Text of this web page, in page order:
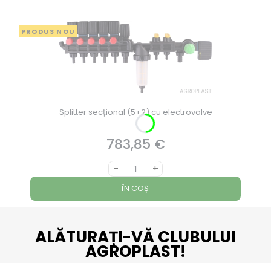
PRODUS NOU
Splitter secțional (5+2) cu electrovalve
Preț
783,85 €
- +
ÎN COȘ
ALĂTURAȚI-VĂ CLUBULUI
AGROPLAST!